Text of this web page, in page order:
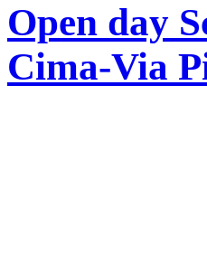
Open day
Cima-Via